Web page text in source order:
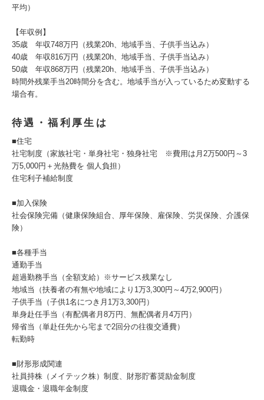
平均）
【年収例】
35歳 年収748万円（残業20h、地域手当、子供手当込み）
40歳 年収816万円（残業20h、地域手当、子供手当込み）
50歳 年収868万円（残業20h、地域手当、子供手当込み）
時間外残業手当20時間分を含む。地域手当が入っているため変動する
場合有。
待遇・福利厚生は
■住宅
社宅制度（家族社宅・単身社宅・独身社宅 ※費用は月2万500円～3
万5,000円＋光熱費を 個人負担）
住宅利子補給制度
■加入保険
社会保険完備（健康保険組合、厚年保険、雇保険、労災保険、介護保
険）
■各種手当
通勤手当
超過勤務手当（全額支給）※サービス残業なし
地域当（扶養者の有無や地域により1万3,300円～4万2,900円）
子供手当（子供1名につき月1万3,300円）
単身赴任手当（有配偶者月8万円、無配偶者月4万円）
帰省当（単赴任先から宅まで2回分の往復交通費）
転勤時
■財形形成関連
社員持株（メイテック株）制度、財形貯蓄奨励金制度
退職金・退職年金制度